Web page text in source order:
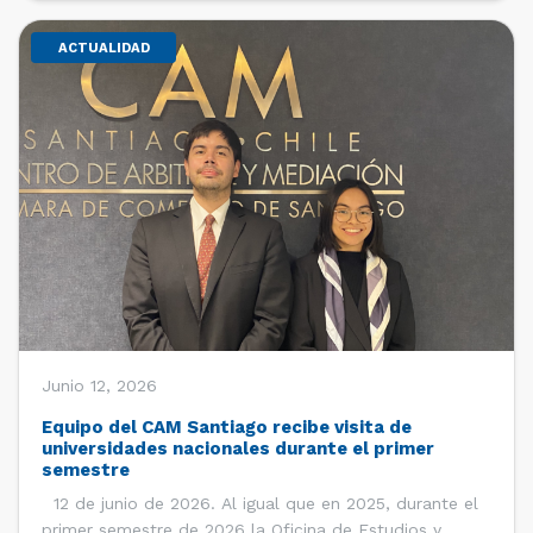
ACTUALIDAD
Junio 12, 2026
Equipo del CAM Santiago recibe visita de
universidades nacionales durante el primer
semestre
12 de junio de 2026. Al igual que en 2025, durante el